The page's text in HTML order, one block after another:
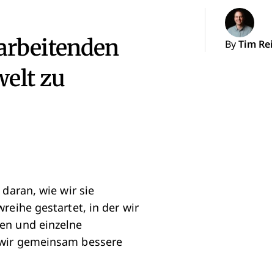
zu
By Tim
wie wir sie
gestartet, in der wir
und einzelne
gemeinsam bessere